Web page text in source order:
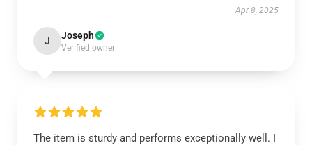
Apr 8, 2025
J Joseph
Verified owner
The item is sturdy and performs exceptionally well. I